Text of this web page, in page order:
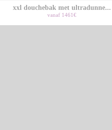
xxl douchebak met ultradunne...
vanaf 1461€